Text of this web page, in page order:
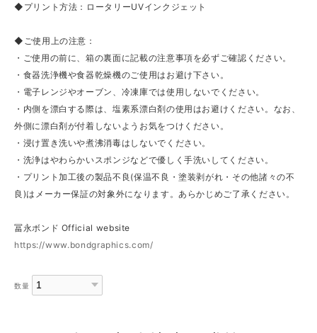
◆プリント方法：ロータリーUVインクジェット
◆ご使用上の注意：
・ご使用の前に、箱の裏面に記載の注意事項を必ずご確認ください。
・食器洗浄機や食器乾燥機のご使用はお避け下さい。
・電子レンジやオーブン、冷凍庫では使用しないでください。
・内側を漂白する際は、塩素系漂白剤の使用はお避けください。なお、
外側に漂白剤が付着しないようお気をつけください。
・浸け置き洗いや煮沸消毒はしないでください。
・洗浄はやわらかいスポンジなどで優しく手洗いしてください。
・プリント加工後の製品不良(保温不良・塗装剥がれ・その他諸々の不
良)はメーカー保証の対象外になります。あらかじめご了承ください。
冨永ボンド Official website
https://www.bondgraphics.com/
数量